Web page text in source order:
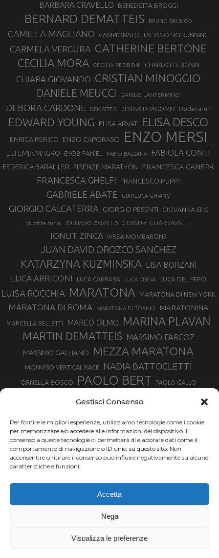
Gestisci Consenso
Per fornire le migliori esperienze, utilizziamo tecnologie come i cookie
per memorizzare e/o accedere alle informazioni del dispositivo. Il
consenso a queste tecnologie ci permetterà di elaborare dati come il
comportamento di navigazione o ID unici su questo sito. Non
acconsentire o ritirare il consenso può influire negativamente su alcune
caratteristiche e funzioni.
Accetta
Nega
Visualizza le preferenze
BARBARA CRAVELLO BENEDETTA BROGGI
BERNARD DEMATTEIS BRUNO BRUNOD
CAMILLA MAGLIANO CAMPIONATO ITALIANO SKYRUNNING
CARMELA VERGURA CATHERINE BERTONE
CECILIA MORA CECILIA PEDRONI CHARLOTTE BONIN
CHIARA GIOVANDO CRISTIAN MINOGGIO
DANIELE MEUCCI DANILO LANTERMINO
DEBORA CARDONE DEMATTEIS DENISA DRAGOMIR Dodecarun
EDWARD YOUNG ELISA ARVAT ELISA DESCO
ENRICA PERICO ENZO CAPORASO ENZO MERSI
EUFEMIA MAGRO EYOB FANIEL FABIO BAZZANA FABIOLA CONTI
FEDERICA BARAILLER FIRENZE MARATHON FRANCESCA CANEPA
FRANCESCA GHELFI FRANCESCO PUPPI
GABRIELE ABATE GIANLUCA GHIANO
GIORGIO CALCATERRA GIORGIO PESENTI GIOVANNA EPIS
giuditta turini GIULIANO CAVALLO GOINUP GUARDAVALLE
IONUT ZINCA IVREA-MOMBARONE
JUAN DAVID OROZCO SANCHEZ
KATARZYNA KUZMINSKA LISA BORZANI
LUCA ARRIGONI LUCA CARRARA LUCA CERVA LUCA DEL PERO
LUISA ROCCHIA MARATONA MARATONA DI NEW YORK
MARATONA DI ROMA MARATONA DI TORINO MARATONINA
MARCELLA BELLETTI MARCO OLMO MARINA PLAVAN
MARTIN DEMATTEIS MASSIMO FARCOZ
MASSIMO GALLIANO MEZZA MARATONA
MONVISO VERTICAL RACE NADIA BATTOCLETTI
ORNELLA BOSCO PAOLO BERT PAOLO GALLO
SILVIA SERAFINI SONIA GLAREY TAVAGNASCO TOR DES GEANTS
TOUR MONVISO TRAIL TRAIL MONTE CASTO TROFEO KIMA
TURIN MARATHON URBAN ZEMMER VAL DI FASSA RUNNING
VALENTINA BELOTTI
VENICE MARATHON
XAVIER CHEVRIER
YEMAN CRIPPA
Chi siamo | Termini d'uso | Privacy |